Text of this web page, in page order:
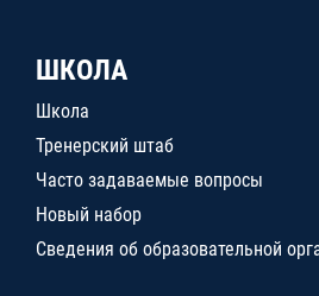
ШКОЛА
Школа
Тренерский штаб
Часто задаваемые вопросы
Новый набор
Сведения об образовательной